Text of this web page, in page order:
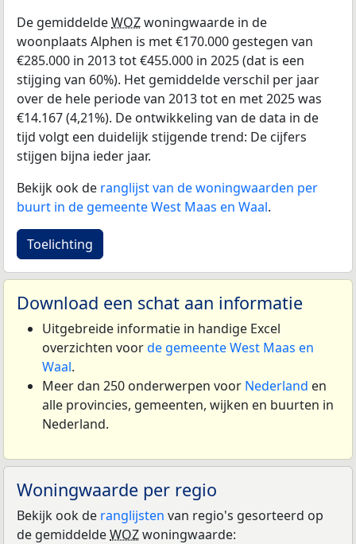
De gemiddeldeWOZwoningwaarde in de
woonplaats Alphen is met €170.000 gestegen van
€285.000 in 2013 tot €455.000 in 2025 (dat is een
stijging van 60%). Het gemiddelde verschil per jaar
over de hele periode van 2013 tot en met 2025 was
€14.167 (4,21%). De ontwikkeling van de data in de
tijd volgt een duidelijk stijgende trend: De cijfers
stijgen bijna ieder jaar.
Bekijk ook de ranglijst van de woningwaarden per
buurt in de gemeente West Maas en Waal.
Toelichting
Download een schat aan informatie
Uitgebreide informatie in handige Excel
overzichten voorde gemeente West Maas en
Waal.
Meer dan 250 onderwerpen voor Nederland en
alle provincies, gemeenten, wijken en buurten in
Nederland.
Woningwaarde per regio
Bekijk ook de ranglijsten van regio's gesorteerd op
de gemiddeldeWOZwoningwaarde: